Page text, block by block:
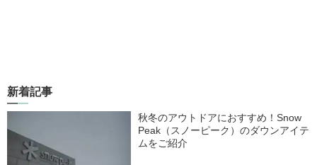
新着記事
秋冬のアウトドアにおすすめ！Snow
Peak（スノーピーク）のダウンアイテ
ムをご紹介